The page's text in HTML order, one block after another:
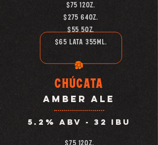
$75 12oz.
$275 64oz.
$55 5OZ.
$65 LATA 355ML.
Chúcata
amber alE
5.2% abv - 32 IBU
$75 12oz.